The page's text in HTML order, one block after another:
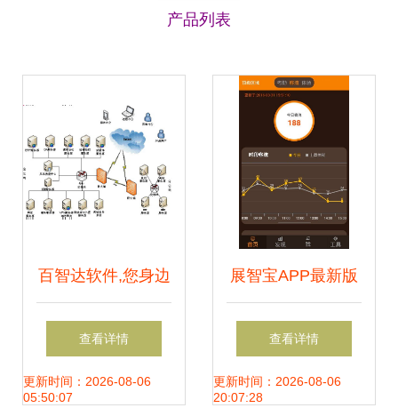
产品列表
百智达软件,您身边
的管理专家!百智达
携手高格打造企业
查看详情
更新时间：2026-08-06
05:50:07
展智宝APP最新版
v2.4.5免费下载指
南 网络与信息安全
查看详情
更新时间：2026-08-06
20:07:28